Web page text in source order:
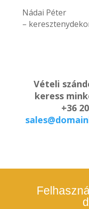
Nádai Péter
–
Vételi
keress
+36